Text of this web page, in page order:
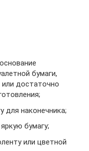
бумаги,
или достаточно
для наконечника;
бумагу;
или цветной